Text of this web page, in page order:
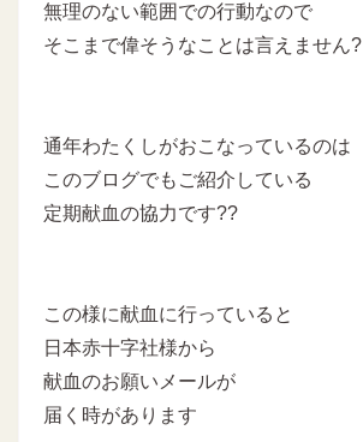
無理のない範囲での行動なので
そこまで偉そうなことは言えません?
通年わたくしがおこなっているのは
このブログでもご紹介している
定期献血の協力です??
この様に献血に行っていると
日本赤十字社様から
献血のお願いメールが
届く時があります